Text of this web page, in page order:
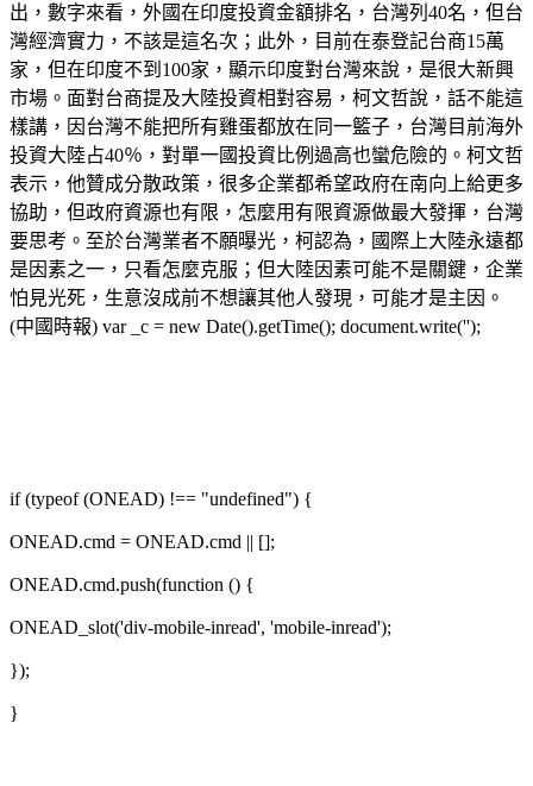
出，數字來看，外國在印度投資金額排名，台灣列40名，但台
灣經濟實力，不該是這名次；此外，目前在泰登記台商15萬
家，但在印度不到100家，顯示印度對台灣來說，是很大新興
市場。面對台商提及大陸投資相對容易，柯文哲說，話不能這
樣講，因台灣不能把所有雞蛋都放在同一籃子，台灣目前海外
投資大陸占40％，對單一國投資比例過高也蠻危險的。柯文哲
表示，他贊成分散政策，很多企業都希望政府在南向上給更多
協助，但政府資源也有限，怎麼用有限資源做最大發揮，台灣
要思考。至於台灣業者不願曝光，柯認為，國際上大陸永遠都
是因素之一，只看怎麼克服；但大陸因素可能不是關鍵，企業
怕見光死，生意沒成前不想讓其他人發現，可能才是主因。
(中國時報) var _c = new Date().getTime(); document.write('');
if (typeof (ONEAD) !== "undefined") {
ONEAD.cmd = ONEAD.cmd || [];
ONEAD.cmd.push(function () {
ONEAD_slot('div-mobile-inread', 'mobile-inread');
});
}